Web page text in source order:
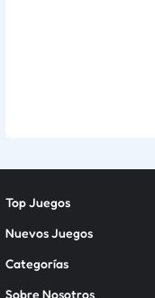
Top Juegos
Nuevos Juegos
Categorías
Sobre Nosotros